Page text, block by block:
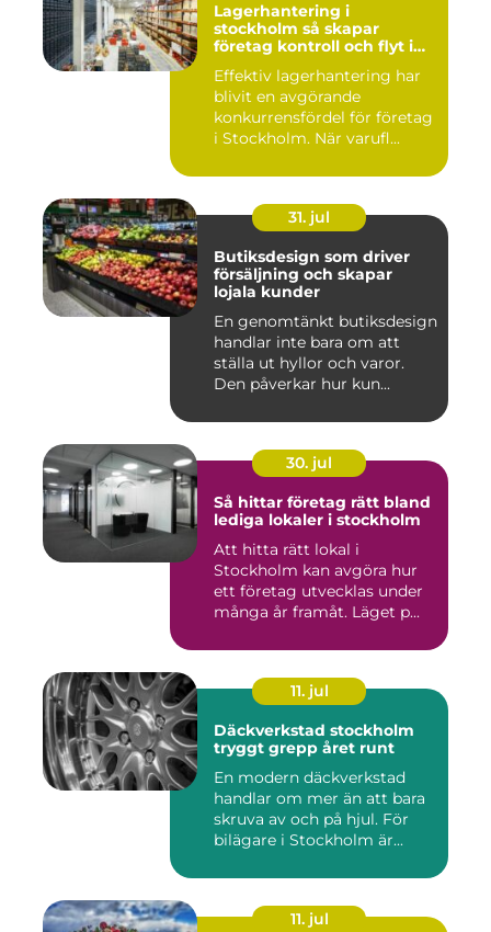
Lagerhantering i
stockholm så skapar
företag kontroll och flyt i
Effektiv lagerhantering har
blivit en avgörande
konkurrensfördel för företag
i Stockholm. När varufl...
31. jul
Butiksdesign som driver
försäljning och skapar
lojala kunder
En genomtänkt butiksdesign
handlar inte bara om att
ställa ut hyllor och varor.
Den påverkar hur kun...
30. jul
Så hittar företag rätt bland
lediga lokaler i stockholm
Att hitta rätt lokal i
Stockholm kan avgöra hur
ett företag utvecklas under
många år framåt. Läget p...
11. jul
Däckverkstad stockholm
tryggt grepp året runt
En modern däckverkstad
handlar om mer än att bara
skruva av och på hjul. För
bilägare i Stockholm är...
11. jul